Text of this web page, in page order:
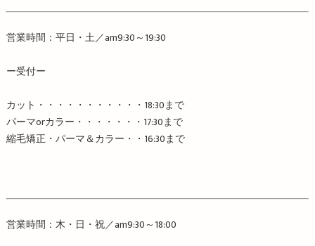
営業時間：平日・土／am9:30～19:30
ー受付ー
カット・・・・・・・・・・・ 18:30まで
パーマorカラー・・・・・・・ 17:30まで
縮毛矯正・パーマ＆カラー・・ 16:30まで
営業時間：木・日・祝／am9:30～18:00